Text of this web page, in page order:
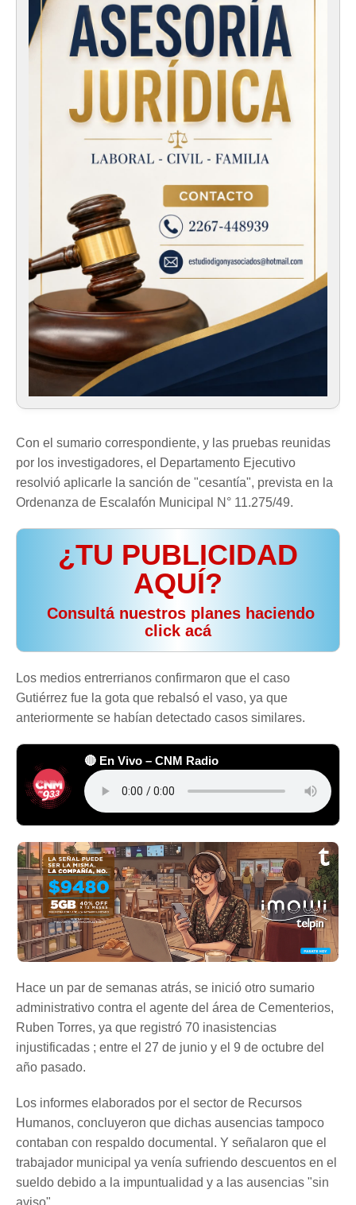
Con el sumario correspondiente, y las pruebas reunidas
por los investigadores, el Departamento Ejecutivo
resolvió aplicarle la sanción de "cesantía", prevista en la
Ordenanza de Escalafón Municipal N° 11.275/49.
¿TU PUBLICIDAD
AQUÍ?
️ Consultá nuestros planes haciendo
click acá
Los medios entrerrianos confirmaron que el caso
Gutiérrez fue la gota que rebalsó el vaso, ya que
anteriormente se habían detectado casos similares.
🔴 En Vivo – CNM Radio
Hace un par de semanas atrás, se inició otro sumario
administrativo contra el agente del área de Cementerios,
Ruben Torres, ya que registró 70 inasistencias
injustificadas ; entre el 27 de junio y el 9 de octubre del
año pasado.
Los informes elaborados por el sector de Recursos
Humanos, concluyeron que dichas ausencias tampoco
contaban con respaldo documental. Y señalaron que el
trabajador municipal ya venía sufriendo descuentos en el
sueldo debido a la impuntualidad y a las ausencias "sin